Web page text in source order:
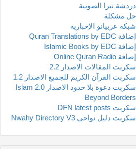
دردشة تيرا الصوتية
حل مشكلة
شبكة عربيانو الإخبارية
إضافة Quran Translations by EDC
إضافة Islamic Books by EDC
إضافة Online Quran Radio
سكربت المقالات الاصدار 2.2
سكربت القرآن الكريم للجميع الاصدار 1.2
سكربت دعوة بلا حدود الاصدار 2.0 Islam
Beyond Borders
سكربت DFN latest posts
سكربت دليل نواحي Nwahy Directory V3